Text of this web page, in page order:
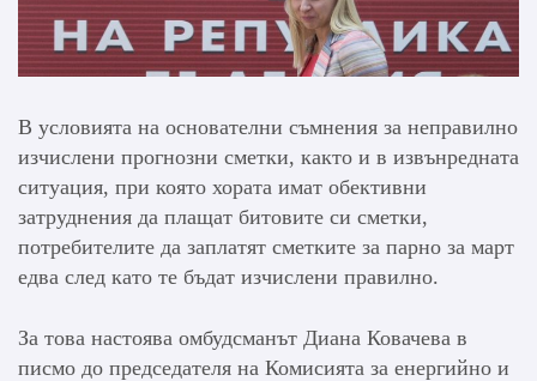
В условията на основателни съмнения за неправилно
изчислени прогнозни сметки, както и в извънредната
ситуация, при която хората имат обективни
затруднения да плащат битовите си сметки,
потребителите да заплатят сметките за парно за март
едва след като те бъдат изчислени правилно.
За това настоява омбудсманът Диана Ковачева в
писмо до председателя на Комисията за енергийно и